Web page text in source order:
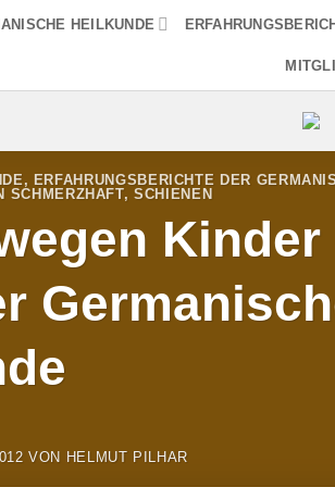
HEILKUNDE
, ERFAHRUNGSBERICHTE DER
SCHMERZHAFT,SCHIENEN
Kinder
VON HELMUT PILHAR